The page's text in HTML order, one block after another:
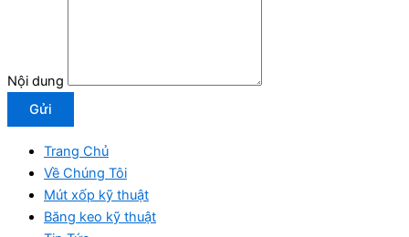
Nội dung
Gửi
Trang Chủ
Về Chúng Tôi
Mút xốp kỹ thuật
Băng keo kỹ thuật